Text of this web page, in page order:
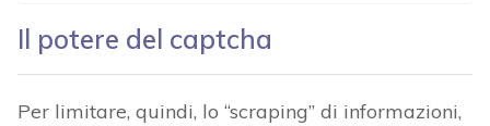
Il potere del captcha
Per limitare, quindi, lo “scraping” di informazioni,